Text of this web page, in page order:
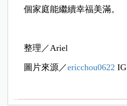
個家庭能繼續幸福美滿。
整理／Ariel
圖片來源／ericchou0622 IG